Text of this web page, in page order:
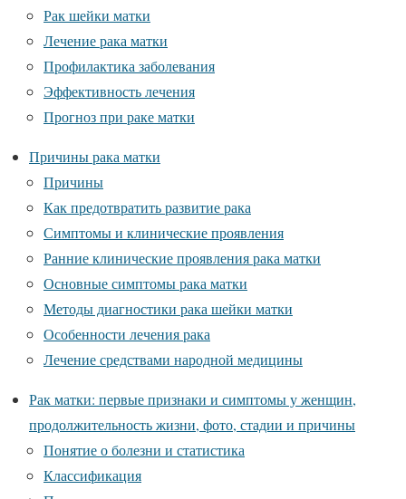
Рак шейки матки
Лечение рака матки
Профилактика заболевания
Эффективность лечения
Прогноз при раке матки
Причины рака матки
Причины
Как предотвратить развитие рака
Симптомы и клинические проявления
Ранние клинические проявления рака матки
Основные симптомы рака матки
Методы диагностики рака шейки матки
Особенности лечения рака
Лечение средствами народной медицины
Рак матки: первые признаки и симптомы у женщин,
продолжительность жизни, фото, стадии и причины
Понятие о болезни и статистика
Классификация